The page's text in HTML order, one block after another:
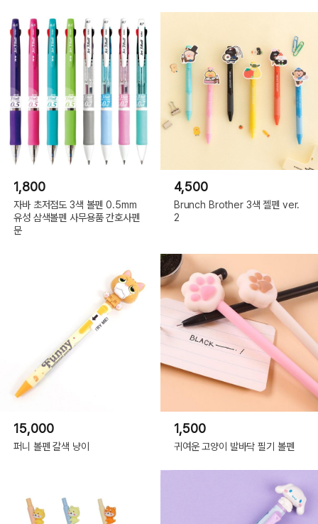
1,800
자바 초저점도 3색 볼펜 0.5mm
유성 삼색볼펜 사무용품 간호사펜
문
4,500
Brunch Brother 3색 젤펜 ver.
2
15,000
퍼니 볼펜 갈색 냥이
1,500
귀여운 고양이 발바닥 필기 볼펜